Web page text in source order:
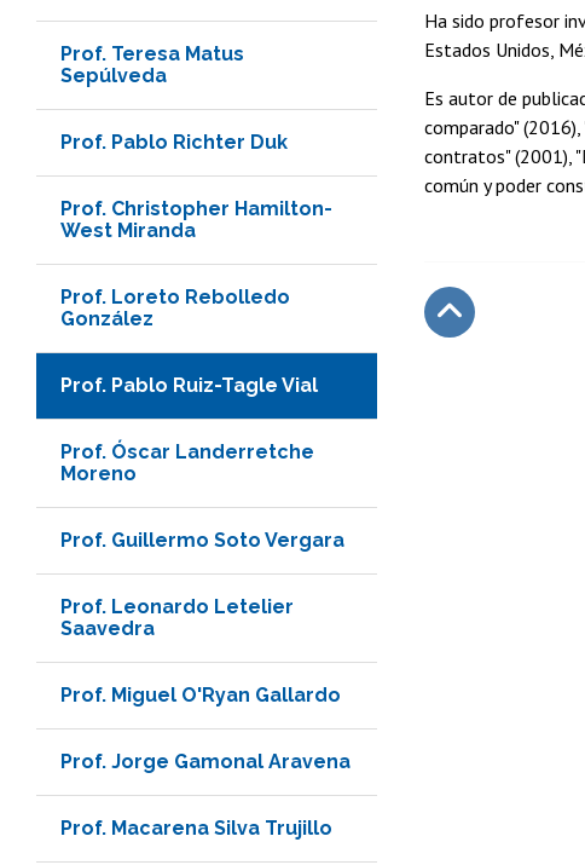
Prof. Teresa Matus
Sepúlveda
Prof. Pablo Richter Duk
Prof. Christopher Hamilton-
West Miranda
Prof. Loreto Rebolledo
González
Prof. Pablo Ruiz-Tagle Vial
Prof. Óscar Landerretche
Moreno
Prof. Guillermo Soto Vergara
Prof. Leonardo Letelier
Saavedra
Prof. Miguel O'Ryan Gallardo
Prof. Jorge Gamonal Aravena
Prof. Macarena Silva Trujillo
Ha sido profesor
Estados Unidos,
Es autor de
comparado"
contratos" (2001),
común y poder